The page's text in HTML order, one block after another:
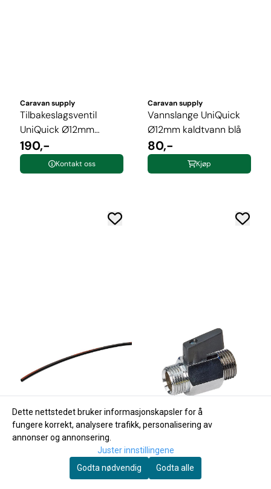
Caravan supply
Tilbakeslagsventil
UniQuick Ø12mm
m/stuss 10mm
190,-
Kontakt oss
Caravan supply
Vannslange UniQuick
Ø12mm kaldtvann blå
80,-
Kjøp
Dette nettstedet bruker informasjonskapsler for å
fungere korrekt, analysere trafikk, personalisering av
annonser og annonsering.
Juster innstillingene
Godta nødvendig
Godta alle